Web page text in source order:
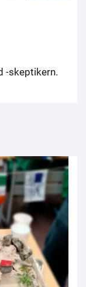
-skeptikern.